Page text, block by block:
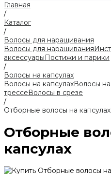
Главная
/
Каталог
/
Волосы для наращивания
Волосы для наращивания
аксессуарыПостижи и парики
/
Волосы на капсулах
Волосы на капсулахВолосы
трессеВолосы в срезе
/
Отборные волосы на капсулах
Отборные
капсулах